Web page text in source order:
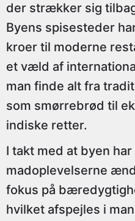
der strækker sig
Byens spisesteder
kroer til moderne
et væld af
man finde alt fra
som smørrebrød til
indiske retter.
I takt med at byen
madoplevelserne
fokus på
hvilket afspejles i